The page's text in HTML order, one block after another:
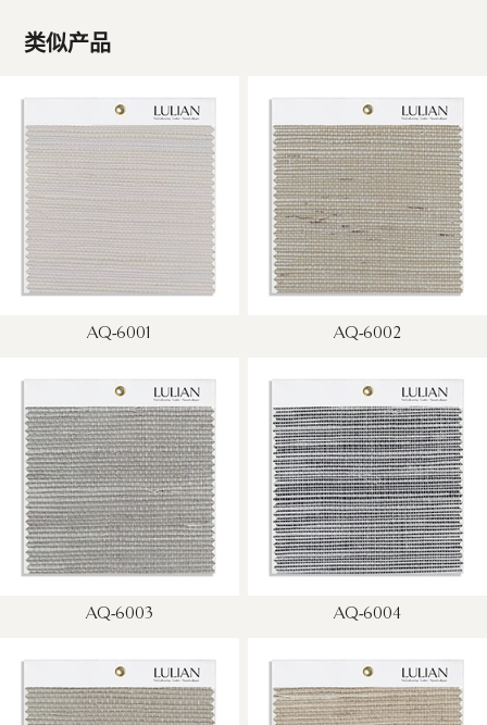
类似产品
AQ-6001 AQ-6002
AQ-6003 AQ-6004